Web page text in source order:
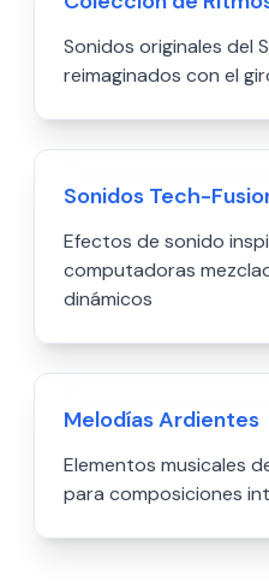
Sonidos originales del
reimaginados con el
Sonidos Tech-
Efectos de sonido
computadoras
dinámicos
Melodías Ardientes
Elementos musicales
para composiciones